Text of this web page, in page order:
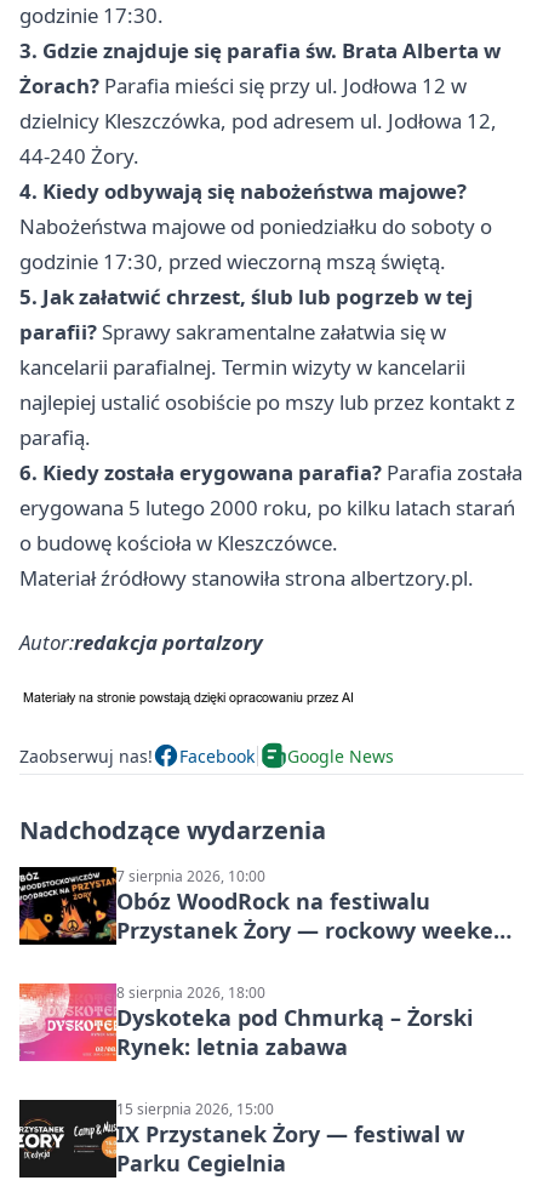
godzinie 17:30.
3. Gdzie znajduje się parafia św. Brata Alberta w
Żorach? Parafia mieści się przy ul. Jodłowa 12 w
dzielnicy Kleszczówka, pod adresem ul. Jodłowa 12,
44-240 Żory.
4. Kiedy odbywają się nabożeństwa majowe?
Nabożeństwa majowe od poniedziałku do soboty o
godzinie 17:30, przed wieczorną mszą świętą.
5. Jak załatwić chrzest, ślub lub pogrzeb w tej
parafii?Sprawy sakramentalne załatwia się w
kancelarii parafialnej. Termin wizyty w kancelarii
najlepiej ustalić osobiście po mszy lub przez kontakt z
parafią.
6. Kiedy została erygowana parafia? Parafia została
erygowana 5 lutego 2000 roku, po kilku latach starań
o budowę kościoła w Kleszczówce.
Materiał źródłowy stanowiła strona albertzory.pl.
Autor:redakcja portalzory
Zaobserwuj nas! Facebook Google News
Nadchodzące wydarzenia
7 sierpnia 2026, 10:00
Obóz WoodRock na festiwalu
Przystanek Żory — rockowy weekend
8 sierpnia 2026, 18:00
Dyskoteka pod Chmurką – Żorski
Rynek: letnia zabawa
15 sierpnia 2026, 15:00
IX Przystanek Żory — festiwal w
Parku Cegielnia